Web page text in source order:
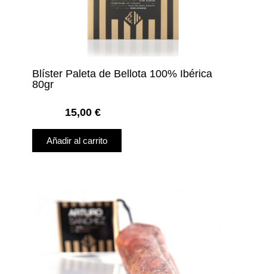
Blíster Paleta de Bellota 100% Ibérica
80gr
15,00 €
Añadir al carrito